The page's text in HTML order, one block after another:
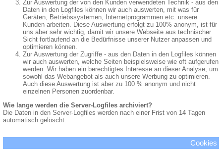
Zur Auswertung der von den Kunden verwendeten Technik - aus den
Daten in den Logfiles können wir auch auswerten, mit was für
Geräten, Betriebssystemen, Internetprogrammen etc. unsere
Kunden arbeiten. Diese Auswertung erfolgt zu 100% anonym, ist für
uns aber sehr wichtig, damit wir unsere Webseite aus technischer
Sicht fortlaufend an die Bedürfnisse unserer Nutzer anpassen und
optimieren können.
Zur Auswertung der Zugriffe - aus den Daten in den Logfiles können
wir auch auswerten, welche Seiten beispielsweise wie oft aufgerufen
werden. Wir haben ein berechtigtes Interesse an dieser Analyse, um
sowohl das Webangebot als auch unsere Werbung zu optimieren.
Auch diese Auswertung ist aber zu 100 % anonym und nicht
einzelnen Personen zuordenbar.
Wie lange werden die Server-Logfiles archiviert?
Die Daten in den Server-Logfiles werden nach einer Frist von 14 Tagen
automatisch gelöscht.
Cookies